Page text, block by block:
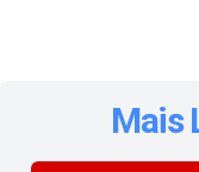
Mais